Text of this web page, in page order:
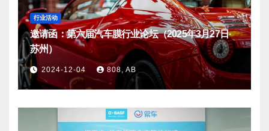
行业活动
邀请函：第六届汽车膜行业论坛（2025年3月27日·
苏州）
2024-12-04 808, AB